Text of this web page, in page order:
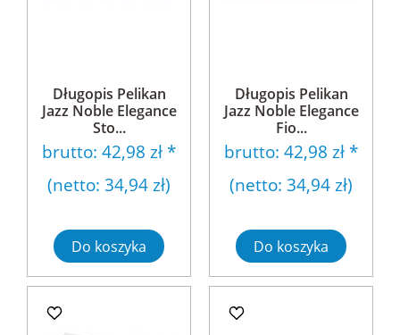
Długopis Pelikan
Jazz Noble Elegance
Sto...
brutto: 42,98 zł *
(netto: 34,94 zł)
Do koszyka
Długopis Pelikan
Jazz Noble Elegance
Fio...
brutto: 42,98 zł *
(netto: 34,94 zł)
Do koszyka